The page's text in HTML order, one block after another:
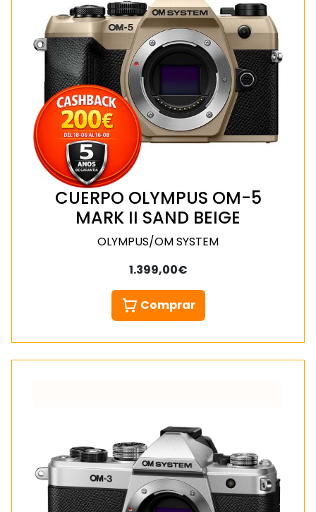
CUERPO OLYMPUS OM-5
MARK II SAND BEIGE
OLYMPUS/OM SYSTEM
1.399,00€
Comprar